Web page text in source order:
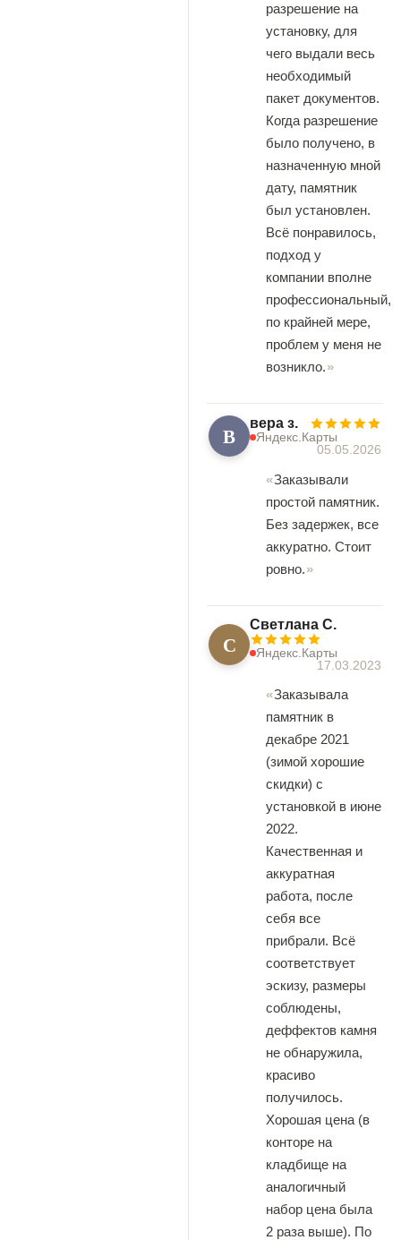
разрешение на
установку, для
чего выдали весь
необходимый
пакет документов.
Когда разрешение
было получено, в
назначенную мной
дату, памятник
был установлен.
Всё понравилось,
подход у
компании вполне
профессиональный,
по крайней мере,
проблем у меня не
возникло.
В вера з.
Яндекс.Карты
05.05.2026
Заказывали
простой памятник.
Без задержек, все
аккуратно. Стоит
ровно.
С
Светлана С.
Яндекс.Карты
17.03.2023
Заказывала
памятник в
декабре 2021
(зимой хорошие
скидки) с
установкой в июне
2022.
Качественная и
аккуратная
работа, после
себя все
прибрали. Всë
соответствует
эскизу, размеры
соблюдены,
деффектов камня
не обнаружила,
красиво
получилось.
Хорошая цена (в
конторе на
кладбище на
аналогичный
набор цена была
2 раза выше). По